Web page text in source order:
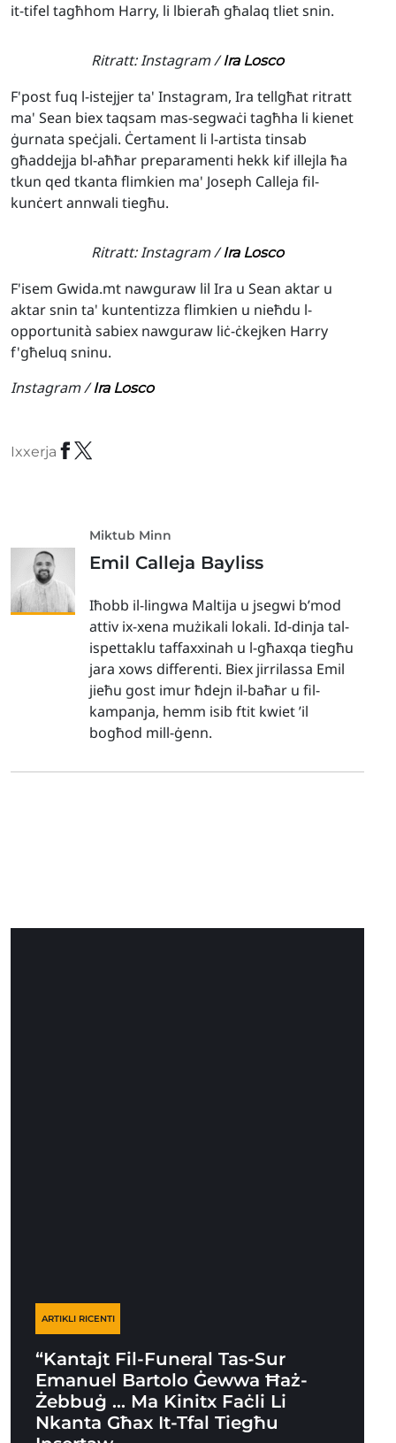
it-tifel tagħhom Harry, li lbieraħ għalaq tliet snin.
Ritratt: Instagram /Ira Losco
F'post fuq l-istejjer ta' Instagram, Ira tellgħat ritratt
ma' Sean biex taqsam mas-segwaċi tagħha li kienet
ġurnata speċjali. Ċertament li l-artista tinsab
għaddejja bl-aħħar preparamenti hekk kif illejla ħa
tkun qed tkanta flimkien ma' Joseph Calleja fil-
kunċert annwali tiegħu.
Ritratt: Instagram / Ira Losco
F'isem Gwida.mt nawguraw lil Ira u Sean aktar u
aktar snin ta' kuntentizza flimkien u nieħdu l-
opportunità sabiex nawguraw liċ-ċkejken Harry
f'għeluq sninu.
Instagram / Ira Losco
Ixxerja
Miktub Minn
Emil Calleja Bayliss
Iħobb il-lingwa Maltija u jsegwi b’mod
attiv ix-xena mużikali lokali. Id-dinja tal-
ispettaklu taffaxxinah u l-għaxqa tiegħu
jara xows differenti. Biex jirrilassa Emil
jieħu gost imur ħdejn il-baħar u fil-
kampanja, hemm isib ftit kwiet ’il
bogħod mill-ġenn.
ARTIKLI RICENTI
“Kantajt Fil-Funeral Tas-Sur
Emanuel Bartolo Ġewwa Ħaż-
Żebbuġ … Ma Kinitx Faċli Li
Nkanta Għax It-Tfal Tiegħu